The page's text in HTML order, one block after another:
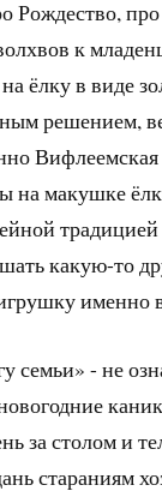
Рождество, про
к
ёлку в виде
решением,
Вифлеемская
на макушке
традицией
какую-то
именно
семьи» - не
за столом и
стараниям